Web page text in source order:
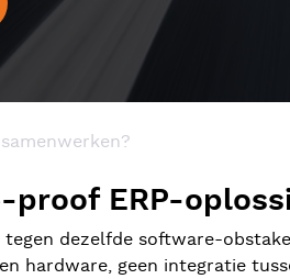
proof ERP-
dezelfde software-
hardware, geen integratie